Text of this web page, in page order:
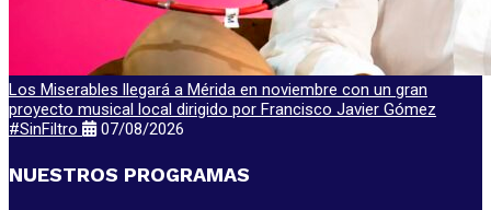
Los Miserables llegará a Mérida en noviembre con un gran
proyecto musical local dirigido por Francisco Javier Gómez
#SinFiltro
07/08/2026
NUESTROS PROGRAMAS